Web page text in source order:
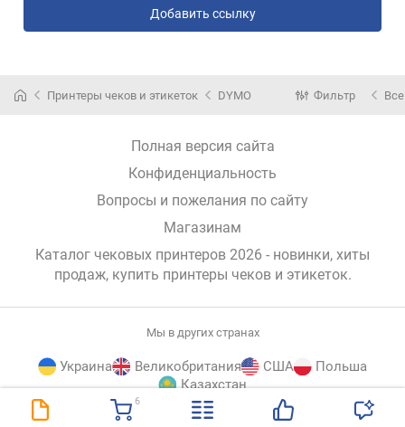
6
Добавить ссылку
Принтеры чеков и этикеток DYMO Фильтр
Полная версия сайта
Конфиденциальность
Вопросы и пожелания по сайту
Магазинам
Каталог чековых принтеров 2026 - новинки, хиты
продаж, купить принтеры чеков и этикеток.
Мы в других странах
Украина Великобритания США
Польша
Казахстан